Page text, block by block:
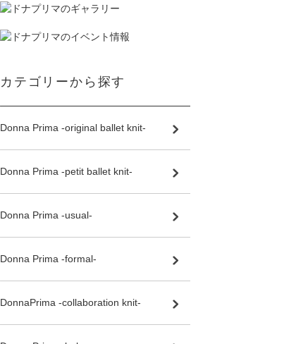
カテゴリーから探す
Donna Prima -original ballet knit-
Donna Prima -petit ballet knit-
Donna Prima -usual-
Donna Prima -formal-
DonnaPrima -collaboration knit-